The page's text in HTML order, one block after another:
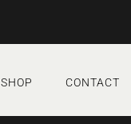
CONTACT